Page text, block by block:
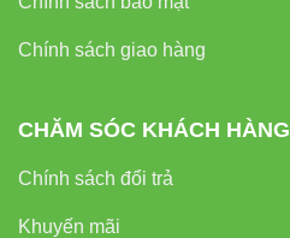
Chính sách giao hàng
CHĂM SÓC KHÁCH HÀNG
Chính sách đổi trả
Khuyến mãi